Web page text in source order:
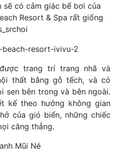
sẽ có cảm giác bể bơi của
Resort & Spa rất giống
trang trí trang nhã và
thất bằng gỗ tếch, và có
sen bên trong và bên ngoài.
kế theo hướng không gian
của gió biển, những chiếc
căng thẳng.
Mũi Né